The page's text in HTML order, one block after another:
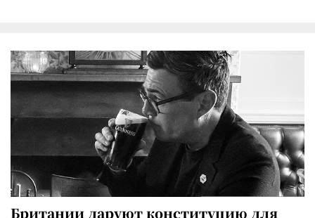
Британии даруют конституцию для